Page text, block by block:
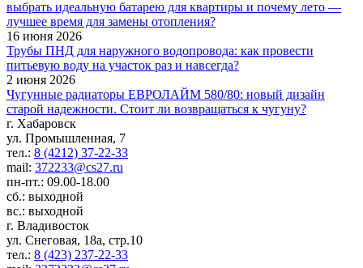
выбрать идеальную батарею для квартиры и почему лето —
лучшее время для замены отопления?
16 июня 2026
Трубы ПНД для наружного водопровода: как провести
питьевую воду на участок раз и навсегда?
2 июня 2026
Чугунные радиаторы ЕВРОЛАЙМ 580/80: новый дизайн
старой надежности. Стоит ли возвращаться к чугуну?
г. Хабаровск
ул. Промышленная, 7
тел.: 8 (4212) 37-22-33
mail: 372233@cs27.ru
пн-пт.: 09.00-18.00
сб.: выходной
вс.: выходной
г. Владивосток
ул. Снеговая, 18а, стр.10
тел.: 8 (423) 237-22-33